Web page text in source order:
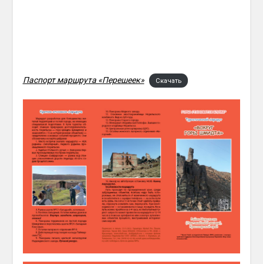
Паспорт маршрута «Перешеек» Скачать